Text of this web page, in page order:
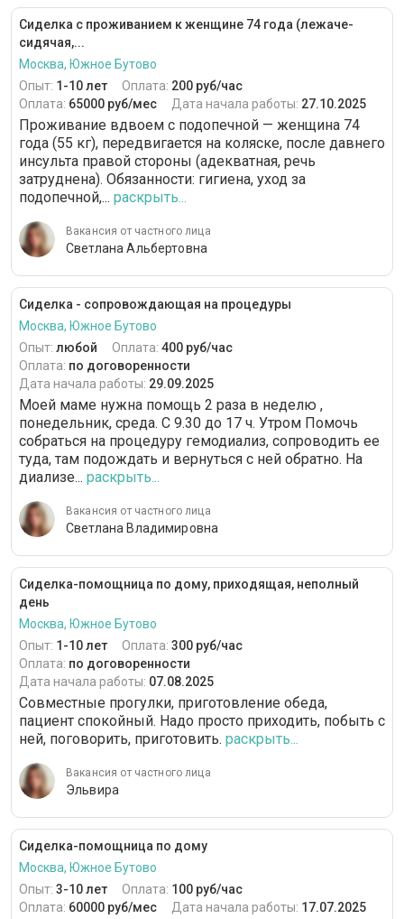
Сиделка с проживанием к женщине 74 года (лежаче-
сидячая,...
Москва, Южное Бутово
Опыт: 1-10 лет Оплата: 200 руб/час
Оплата: 65000 руб/мес Дата начала работы: 27.10.2025
Проживание вдвоем с подопечной — женщина 74
года (55 кг), передвигается на коляске, после давнего
инсульта правой стороны (адекватная, речь
затруднена). Обязанности: гигиена, уход за
подопечной,... раскрыть...
Вакансия от частного лица
Светлана Альбертовна
Сиделка - сопровождающая на процедуры
Москва, Южное Бутово
Опыт: любой Оплата: 400 руб/час
Оплата: по договоренности
Дата начала работы: 29.09.2025
Моей маме нужна помощь 2 раза в неделю ,
понедельник, среда. С 9.30 до 17 ч. Утром Помочь
собраться на процедуру гемодиализ, сопроводить ее
туда, там подождать и вернуться с ней обратно. На
диализе... раскрыть...
Вакансия от частного лица
Светлана Владимировна
Сиделка-помощница по дому, приходящая, неполный
день
Москва, Южное Бутово
Опыт: 1-10 лет Оплата: 300 руб/час
Оплата: по договоренности
Дата начала работы: 07.08.2025
Совместные прогулки, приготовление обеда,
пациент спокойный. Надо просто приходить, побыть с
ней, поговорить, приготовить. раскрыть...
Вакансия от частного лица
Эльвира
Сиделка-помощница по дому
Москва, Южное Бутово
Опыт: 3-10 лет Оплата: 100 руб/час
Оплата: 60000 руб/мес Дата начала работы: 17.07.2025